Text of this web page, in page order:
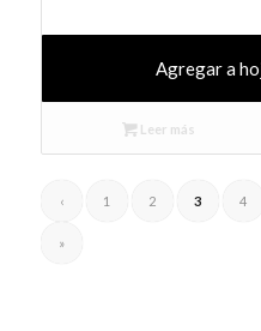
Agregar a
Leer más
‹ 1 2 3 4
»